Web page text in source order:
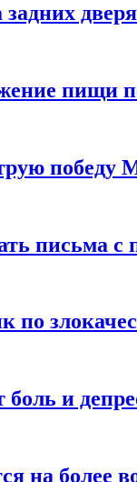
пищи
победу
письма
по
боль и
на более